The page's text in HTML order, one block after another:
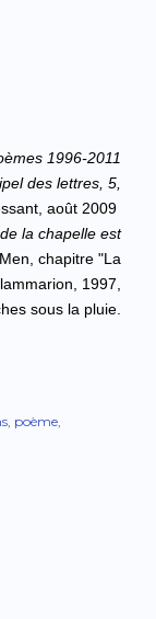
1996-2011
des lettres, 5,
août 2009
la chapelle est
chapitre "La
1997,
sous la pluie.
poème